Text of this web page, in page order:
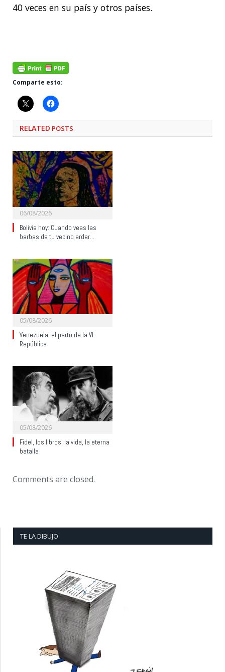
40 veces en su país y otros países.
Comparte esto:
RELATED POSTS
06/08/2026
Bolivia hoy: Cuando veas las
barbas de tu vecino arder…
05/08/2026
Venezuela: el parto de la VI
República
05/08/2026
Fidel, los libros, la vida, la eterna
batalla
Comments are closed.
TE LA DIBUJO